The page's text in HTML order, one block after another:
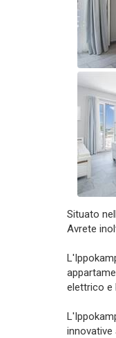
Situato
Avrete
elettrico e
innovative